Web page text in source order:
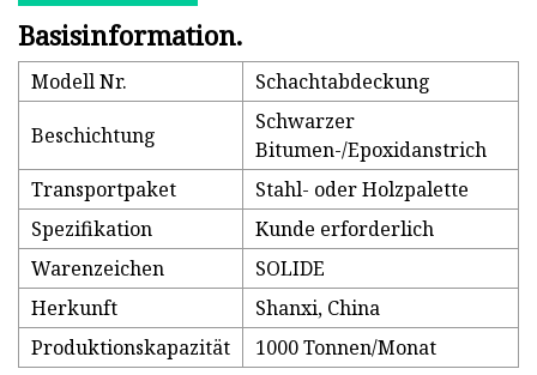
Basisinformation.
Modell Nr. Schachtabdeckung
Beschichtung
Schwarzer
Bitumen-/Epoxidanstrich
Transportpaket
Stahl- oder Holzpalette
Spezifikation
Kunde erforderlich
Warenzeichen
SOLIDE
Herkunft
Shanxi, China
Produktionskapazität
1000 Tonnen/Monat